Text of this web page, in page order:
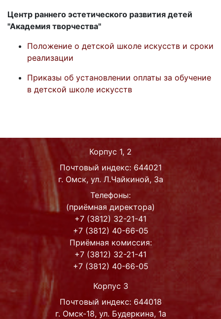
Центр раннего эстетического развития детей
"Академия творчества"
Положение о детской школе искусств и сроки
реализации
Приказы об установлении оплаты за обучение
в детской школе искусств
Корпус 1, 2
Почтовый индекс: 644021
г. Омск, ул. Л.Чайкиной, 3а
Телефоны:
(приёмная директора)
+7 (3812) 32-21-41
+7 (3812) 40-66-05
Приёмная комиссия:
+7 (3812) 32-21-41
+7 (3812) 40-66-05
Корпус 3
Почтовый индекс: 644018
г. Омск-18, ул. Будеркина, 1а